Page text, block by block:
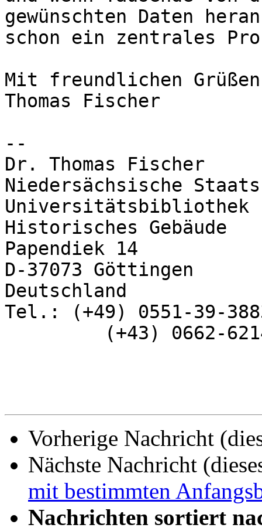
gewünschten Daten
schon ein zentrales
Mit freundlichen
Thomas Fischer
--
Dr. Thomas Fischer
Niedersächsische
Universitätsbibliothek
Historisches Gebäude
Papendiek 14
D-37073 Göttingen
Deutschland
Tel.: (+49) 0551-39-
Vorherige Nachricht
Nächste Nachricht
mit bestimmten
Nachrichten sortiert